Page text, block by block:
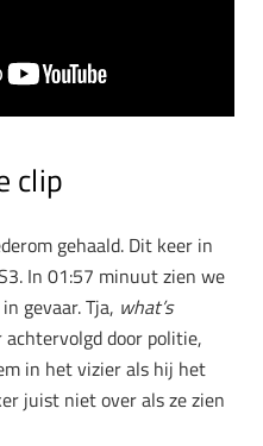
clip
gehaald. Dit keer in
In 01:57 minuut zien we
gevaar. Tja, what’s
door politie,
in het vizier als hij het
juist niet over als ze zien